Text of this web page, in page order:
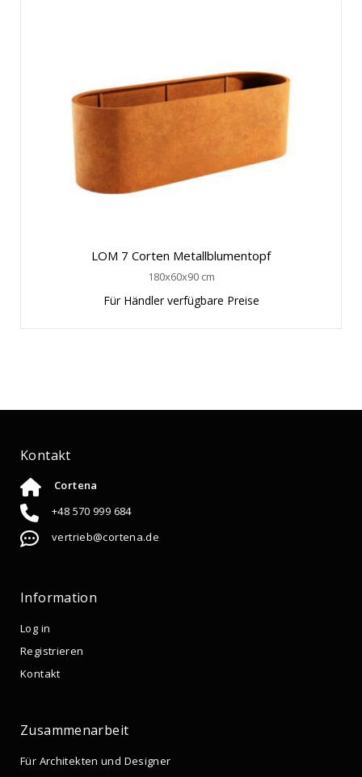
LOM 7 Corten Metallblumentopf
180x60x90 cm
Für Händler verfügbare Preise
Kontakt
Cortena
+48 570 999 684
vertrieb@cortena.de
Information
Log in
Registrieren
Kontakt
Zusammenarbeit
Für Architekten und Designer